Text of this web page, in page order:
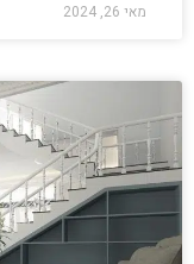
מאי 26, 2024